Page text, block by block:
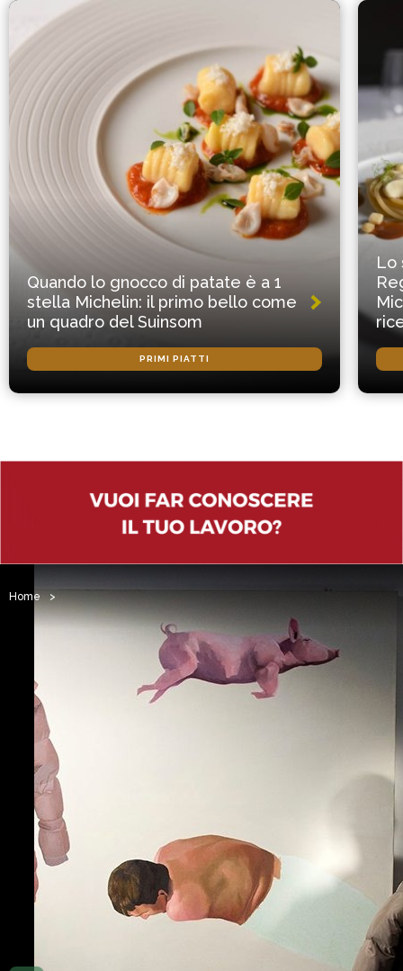
Quando lo gnocco di patate è a 1
stella Michelin: il primo bello come
un quadro del Suinsom
PRIMI PIATTI
Lo
Home >